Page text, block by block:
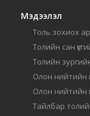
Мэдээлэл
Толь зохиох
Толийн сан
Толийн
Олон нийтийн
Олон нийтийн
Тайлбар